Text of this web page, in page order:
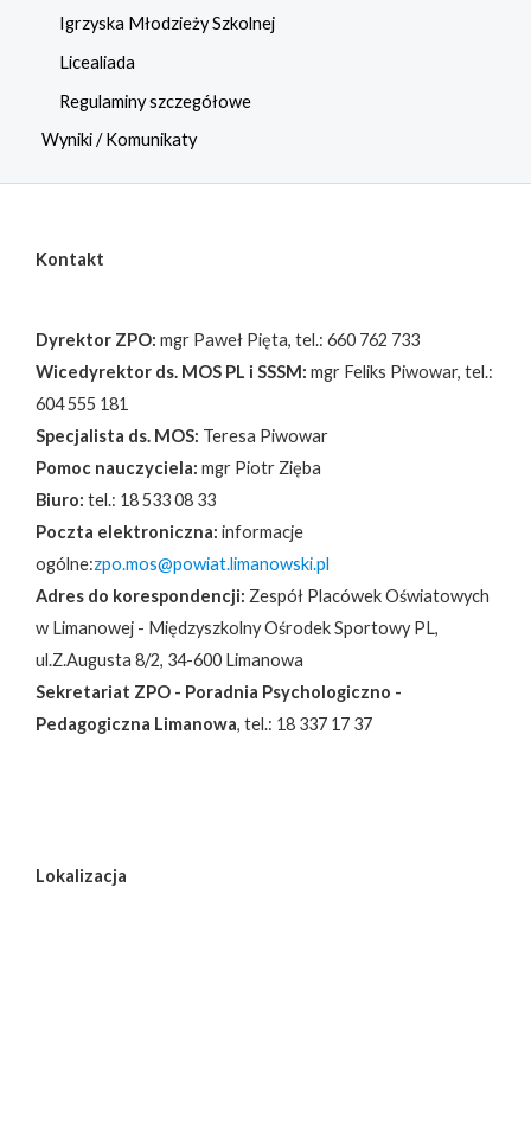
Igrzyska Młodzieży Szkolnej
Licealiada
Regulaminy szczegółowe
Wyniki / Komunikaty
Kontakt
Dyrektor ZPO: mgr Paweł Pięta, tel.: 660 762 733
Wicedyrektor ds. MOS PL i SSSM: mgr Feliks Piwowar, tel.:
604 555 181
Specjalista ds. MOS: Teresa Piwowar
Pomoc nauczyciela: mgr Piotr Zięba
Biuro: tel.: 18 533 08 33
Poczta elektroniczna: informacje
ogólne:zpo.mos@powiat.limanowski.pl
Adres do korespondencji: Zespół Placówek Oświatowych
w Limanowej - Międzyszkolny Ośrodek Sportowy PL,
ul.Z.Augusta 8/2, 34-600 Limanowa
Sekretariat ZPO - Poradnia Psychologiczno -
Pedagogiczna Limanowa, tel.: 18 337 17 37
Lokalizacja